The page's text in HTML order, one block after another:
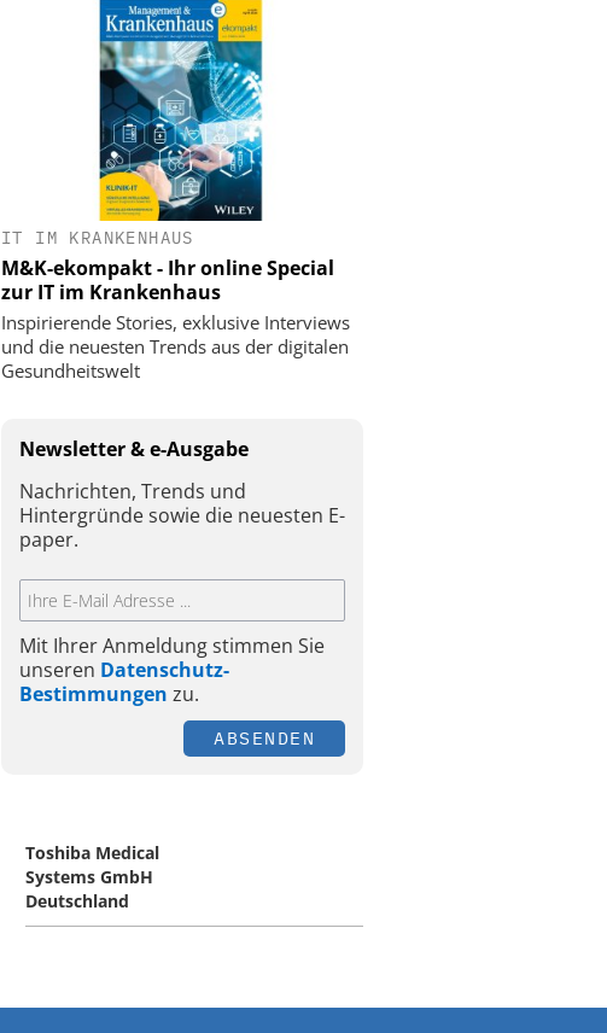
IT IM KRANKENHAUS
M&K-ekompakt - Ihr online Special
zur IT im Krankenhaus
Inspirierende Stories, exklusive Interviews
und die neuesten Trends aus der digitalen
Gesundheitswelt
Newsletter & e-Ausgabe
Nachrichten, Trends und
Hintergründe sowie die neuesten E-
paper.
Mit Ihrer Anmeldung stimmen Sie
unseren Datenschutz-
Bestimmungen zu.
ABSENDEN
Toshiba Medical
Systems GmbH
Deutschland